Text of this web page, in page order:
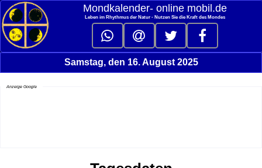
Mondkalender‑ online mobil.de
Leben im Rhythmus der Natur - Nutzen Sie die Kraft des Mondes
Samstag, den 16. August 2025
Anzeige Google